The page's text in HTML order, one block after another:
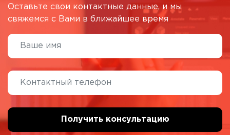
Оставьте свои контактные данные, и мы
свяжемся с Вами в ближайшее время